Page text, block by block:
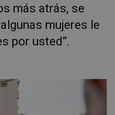
más atrás, se
mujeres le
por usted”.